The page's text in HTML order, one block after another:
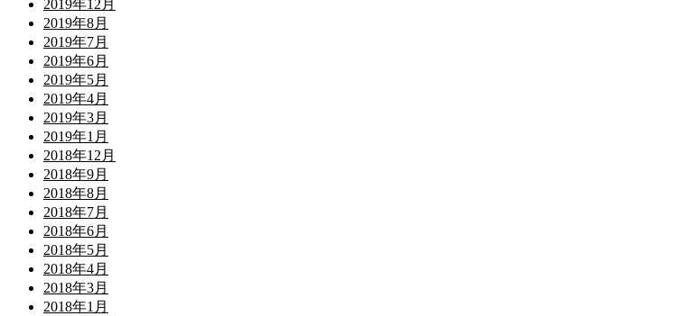
2019年12月
2019年8月
2019年7月
2019年6月
2019年5月
2019年4月
2019年3月
2019年1月
2018年12月
2018年9月
2018年8月
2018年7月
2018年6月
2018年5月
2018年4月
2018年3月
2018年1月